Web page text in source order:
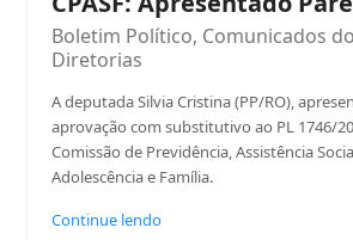
Boletim Político, Comunicados
Diretorias
A deputada Silvia Cristina (PP/RO),
aprovação com substitutivo ao PL 1746/
Comissão de Previdência, Assistência
Adolescência e Família.
Continue lendo